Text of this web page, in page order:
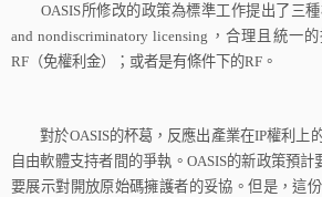
OASIS所修改的政策為標準工作提出了三種
and nondiscriminatory licensing ，合理且統一
RF （免權利金）；或者是有條件下的RF 。
對於OASIS的杯葛，反應出產業在IP權利上
自由軟體支持者間的爭執。 OASIS的新政策預計
要展示對開放原始碼擁護者的妥協。但是，這